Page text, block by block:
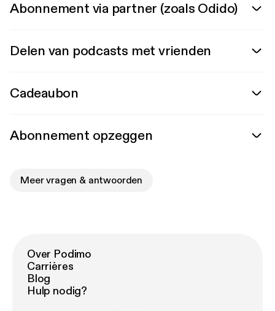
Abonnement via partner (zoals Odido)
Delen van podcasts met vrienden
Cadeaubon
Abonnement opzeggen
Meer vragen & antwoorden
Over Podimo
Carrières
Blog
Hulp nodig?